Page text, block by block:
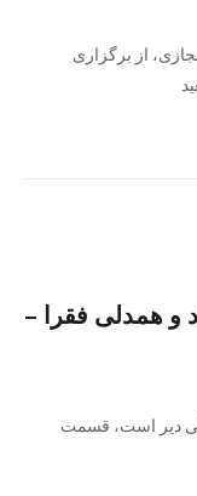
از برگزارى
10-09-90 اتحاد و همدلی فقرا –
دیر است، قسمت